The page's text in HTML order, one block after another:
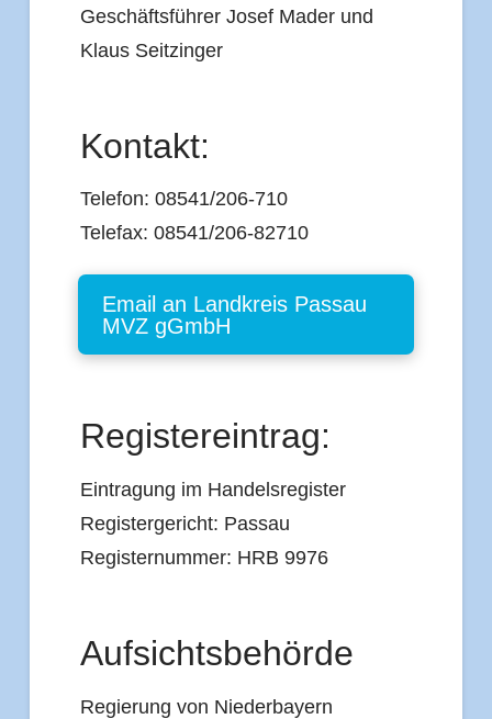
Geschäftsführer Josef Mader und
Klaus Seitzinger
Kontakt:
Telefon: 08541/206-710
Telefax: 08541/206-82710
Email an Landkreis Passau
MVZ gGmbH
Registereintrag:
Eintragung im Handelsregister
Registergericht: Passau
Registernummer: HRB 9976
Aufsichtsbehörde
Regierung von Niederbayern